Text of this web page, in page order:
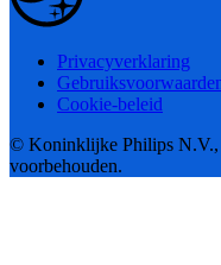
Privacyverklaring
Cookie-beleid
© Koninklijke Philips N.V.,
voorbehouden.